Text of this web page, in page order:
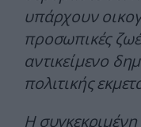
υπάρχουν
προσωπικές
αντικείμενο
πολιτικής
Η